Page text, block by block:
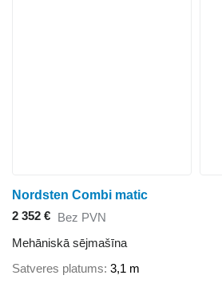
Nordsten Combi matic
2 352 € Bez PVN
Mehāniskā sējmašīna
Satveres platums 3,1 m